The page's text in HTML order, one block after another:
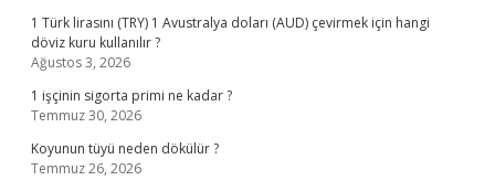
1 Türk lirasını (TRY) 1 Avustralya doları (AUD) çevirmek için hangi
döviz kuru kullanılır ?
Ağustos 3, 2026
1 işçinin sigorta primi ne kadar ?
Temmuz 30, 2026
Koyunun tüyü neden dökülür ?
Temmuz 26, 2026